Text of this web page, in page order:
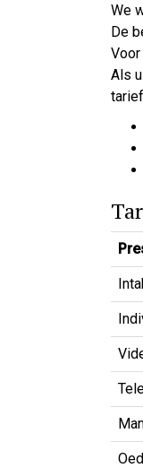
We
De
Als